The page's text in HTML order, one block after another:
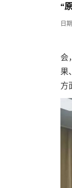
“
日期
会
果
方